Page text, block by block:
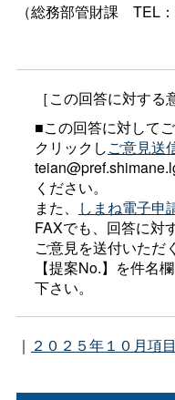
（総務部管財課 TEL
［この回答に対する
■この回答に対して
クリックしご意見送
ください。
また、
しまね電子申
FAXでも、回答に対
ご意見を送付いただ
【提案No.】を件名
下さい。
｜ ２０２５年１０月項